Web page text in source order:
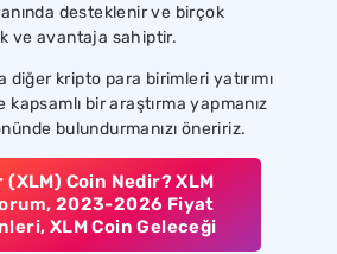
desteklenir ve birçok
ve avantaja sahiptir.
diğer kripto para birimleri yatırımı
bir araştırma yapmanız
bulundurmanızı öneririz.
Coin Nedir? XLM
2023-2026 Fiyat
XLM Coin Geleceği